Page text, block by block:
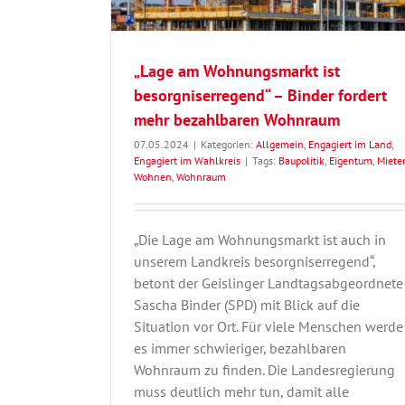
„Lage am Wohnungsmarkt ist
besorgniserregend“ – Binder fordert
mehr bezahlbaren Wohnraum
07.05.2024 | Kategorien: Allgemein, Engagiert im Land,
Engagiert im Wahlkreis | Tags: Baupolitik, Eigentum,
Wohnen, Wohnraum
„Die Lage am Wohnungsmarkt ist auch in
unserem Landkreis besorgniserregend“,
betont der Geislinger Landtagsabgeordnete
Sascha Binder (SPD) mit Blick auf die
Situation vor Ort. Für viele Menschen werde
es immer schwieriger, bezahlbaren
Wohnraum zu finden. Die Landesregierung
muss deutlich mehr tun, damit alle